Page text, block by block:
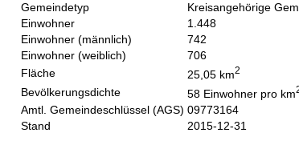
Gemeindetyp
Kreisangehörige
Einwohner
1.448
Einwohner (männlich)
742
Einwohner (weiblich)
706
Fläche
25,05 km2
Bevölkerungsdichte 58 Einwohner pro km
Amtl. Gemeindeschlüssel (AGS) 09773164
Stand
2015-12-31